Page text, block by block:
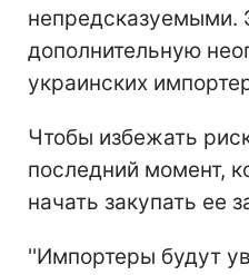
непредсказуемыми.
дополнительную
украинских
Чтобы избежать
последний момент,
начать закупать ее
''Импортеры будут